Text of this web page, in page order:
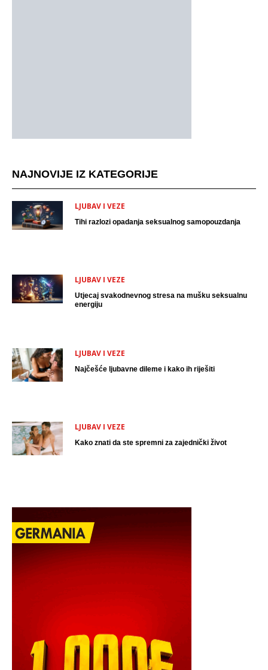
NAJNOVIJE IZ KATEGORIJE
LJUBAV I VEZE
Tihi razlozi opadanja seksualnog samopouzdanja
LJUBAV I VEZE
Utjecaj svakodnevnog stresa na mušku seksualnu
energiju
LJUBAV I VEZE
Najčešće ljubavne dileme i kako ih riješiti
LJUBAV I VEZE
Kako znati da ste spremni za zajednički život